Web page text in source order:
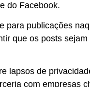
do Facebook.
para publicações
que os posts
lapsos de
com empresas